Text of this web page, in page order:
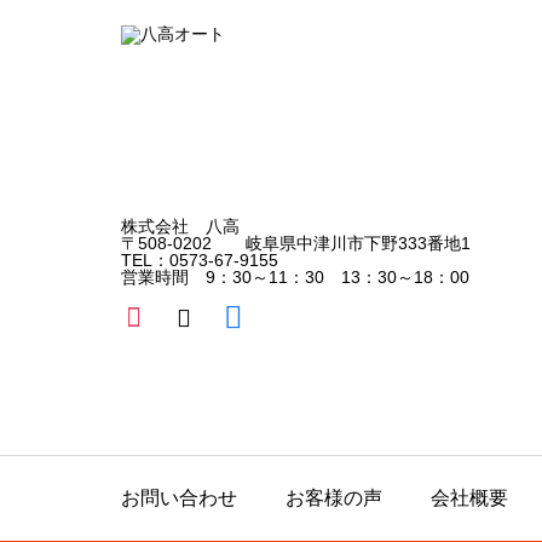
株式会社 八高
〒508-0202 岐阜県中津川市下野333番地1
TEL：0573-67-9155
営業時間 9：30～11：30 13：30～18：00
お問い合わせ お客様の声 会社概要